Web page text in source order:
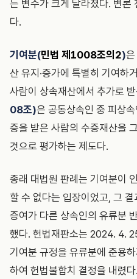
는 변수가 크게 달라졌다. 변론
다.
기여분(민법 제1008조의2)
산 유지·증가에 특별히 기여하
사람이 상속재산에서 추가로
08조)은 공동상속인 중 피상
증을 받은 사람의 수증재산을
것으로 평가하는 제도다.
종래 대법원 판례는 기여분이
할 수 없다는 입장이었고, 그
증여가 다른 상속인의 유류분
했다. 헌법재판소는 2024. 4.
기여분 규정을 유류분에 준용
하여 헌법불합치 결정을 내렸다.